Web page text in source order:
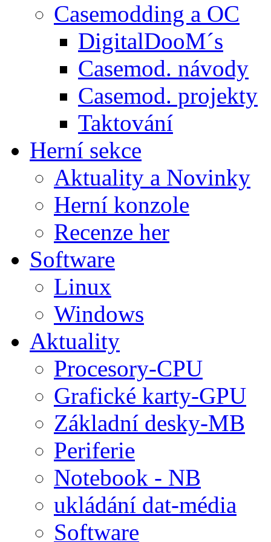
Casemodding a OC
DigitalDooM´s
Casemod. návody
Casemod. projekty
Taktování
Herní sekce
Aktuality a Novinky
Herní konzole
Recenze her
Software
Linux
Windows
Aktuality
Procesory-CPU
Grafické karty-GPU
Základní desky-MB
Periferie
Notebook - NB
ukládání dat-média
Software